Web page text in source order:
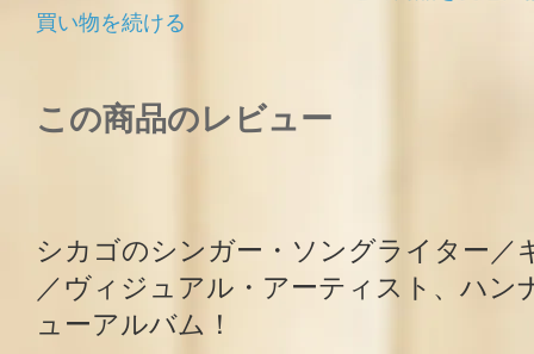
買い物を続ける
この商品のレビュー
シカゴのシンガー・ソングライター／
／ヴィジュアル・アーティスト、ハン
ューアルバム！